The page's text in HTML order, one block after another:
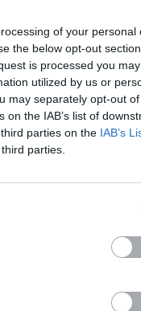
of your personal
the below opt-out
is processed you may
utilized by us or
may separately opt-out
the IAB’s list of
parties on the IAB’s
parties.